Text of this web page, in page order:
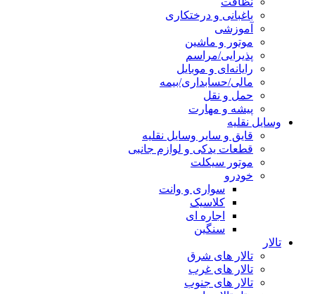
باغبانی و درختکاری
آموزشی
موتور و ماشین
پذیرایی/مراسم
رایانه‌ای و موبایل
مالی/حسابداری/بیمه
حمل و نقل
پیشه و مهارت
وسایل نقلیه
قایق و سایر وسایل نقلیه
قطعات یدکی و لوازم جانبی
موتور سیکلت
خودرو
سواری و وانت
کلاسیک
اجاره ای
سنگین
تالار
تالار های شرق
تالار های غرب
تالار های جنوب